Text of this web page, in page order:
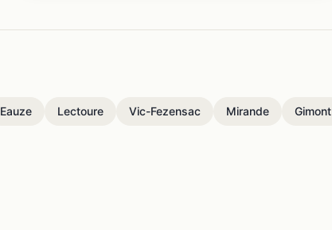
Eauze Lectoure Vic-Fezensac Mirande Gimont